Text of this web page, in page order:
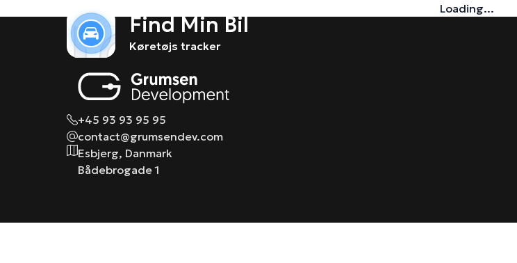
Find Min Bil
Køretøjs tracker
Loading...
+45 93 93 95 95
contact@grumsendev.com
Esbjerg, Danmark
Bådebrogade 1